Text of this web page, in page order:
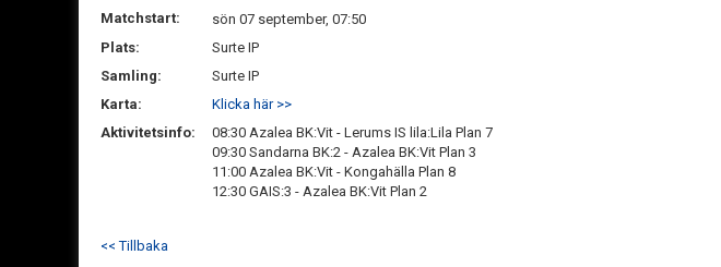
Matchstart:
sön 07 september, 07:50
Plats:
Surte IP
Samling:
Surte IP
Karta:
Klicka här >>
Aktivitetsinfo:
08:30 Azalea BK:Vit - Lerums IS lila:Lila Plan 7
09:30 Sandarna BK:2 - Azalea BK:Vit Plan 3
11:00 Azalea BK:Vit - Kongahälla Plan 8
12:30 GAIS:3 - Azalea BK:Vit Plan 2
<< Tillbaka